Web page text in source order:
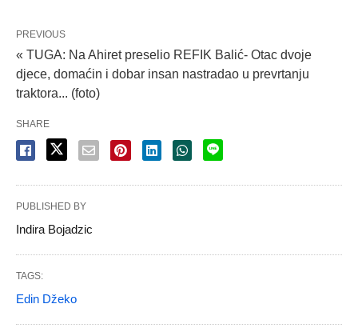
PREVIOUS
« TUGA: Na Ahiret preselio REFIK Balić- Otac dvoje
djece, domaćin i dobar insan nastradao u prevrtanju
traktora... (foto)
SHARE
PUBLISHED BY
Indira Bojadzic
TAGS:
Edin Džeko